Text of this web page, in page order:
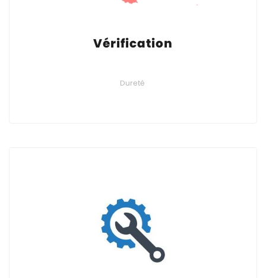
Vérification
Dureté